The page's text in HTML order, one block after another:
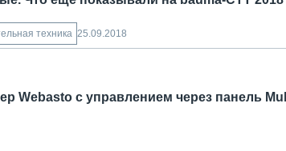
техника 25.09.2018
Webasto с управлением через панель